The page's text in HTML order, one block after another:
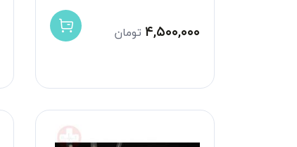
۴,۵۰۰,۰۰۰ تومان